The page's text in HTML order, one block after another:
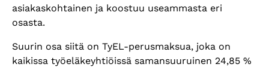
asiakaskohtainen ja koostuu useammasta eri
osasta.
Suurin osa siitä on TyEL-perusmaksua, joka on
kaikissa työeläkeyhtiöissä samansuuruinen 24,85 %